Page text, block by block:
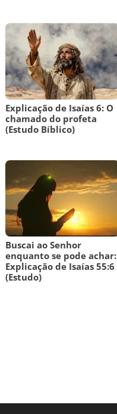
Explicação de Isaías 6: O
chamado do profeta
(Estudo Bíblico)
Buscai ao Senhor
enquanto se pode achar:
Explicação de Isaías 55:6
(Estudo)